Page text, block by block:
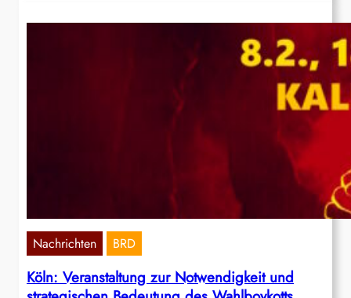
Nachrichten BRD
Köln: Veranstaltung zur Notwendigkeit und